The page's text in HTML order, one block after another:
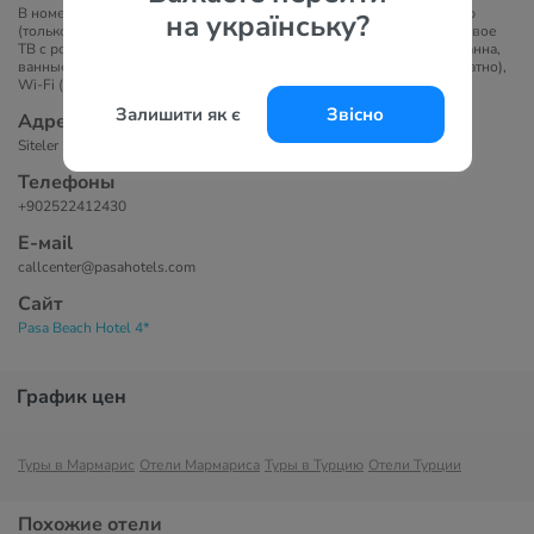
на українську?
Залишити як є Звісно
В номерах представлено: индивидуальный кондиционер, мини-бар
(только вода и содовая в день заезда), интернет (платно), спутниковое
ТВ с российским каналом, музыкальный канал, прямой телефон, ванна,
ванные принадлежности, набор чай-кофе, фен, тапочки, сейф (платно),
Wi-Fi (платно).
Адрес
Siteler Mah. No:40, 48700 Mugla Marmaris
Телефоны
+902522412430
Е-маil
callcenter@pasahotels.com
Сайт
Pasa Beach Hotel 4*
График цен
Туры в Мармарис Отели Мармариса Туры в Турцию Отели Турции
Похожие отели